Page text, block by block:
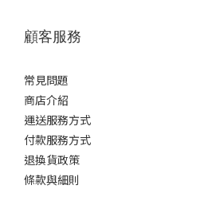
顧客服務
常見問題
商店介紹
運送服務方式
付款服務方式
退換貨政策
條款與細則